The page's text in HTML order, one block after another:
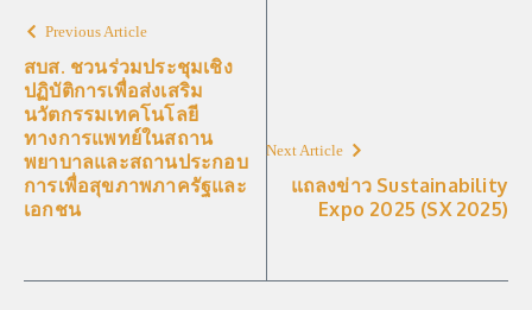
Previous Article
สบส. ชวนร่วมประชุมเชิง
ปฏิบัติการเพื่อส่งเสริม
นวัตกรรมเทคโนโลยี
ทางการแพทย์ในสถาน
พยาบาลและสถานประกอบ
การเพื่อสุขภาพภาครัฐและ
เอกชน
Next Article
แถลงข่าว Sustainability
Expo 2025 (SX 2025)